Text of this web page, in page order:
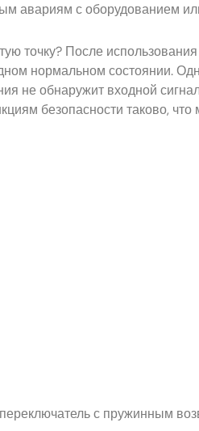
авариям с оборудованием
точку? После
нормальном состоянии.
не обнаружит входной
безопасности таково,
с пружинным